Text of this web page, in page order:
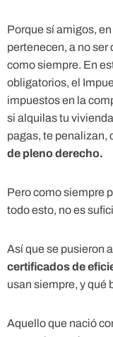
Porque sí amigos,
pertenecen, a no
como siempre. En
obligatorios, el
impuestos en la
si alquilas tu
pagas, te penalizan,
de pleno derecho.
Pero como siempre
todo esto, no es
Así que se pusieron
certificados de
usan siempre, y
Aquello que nació